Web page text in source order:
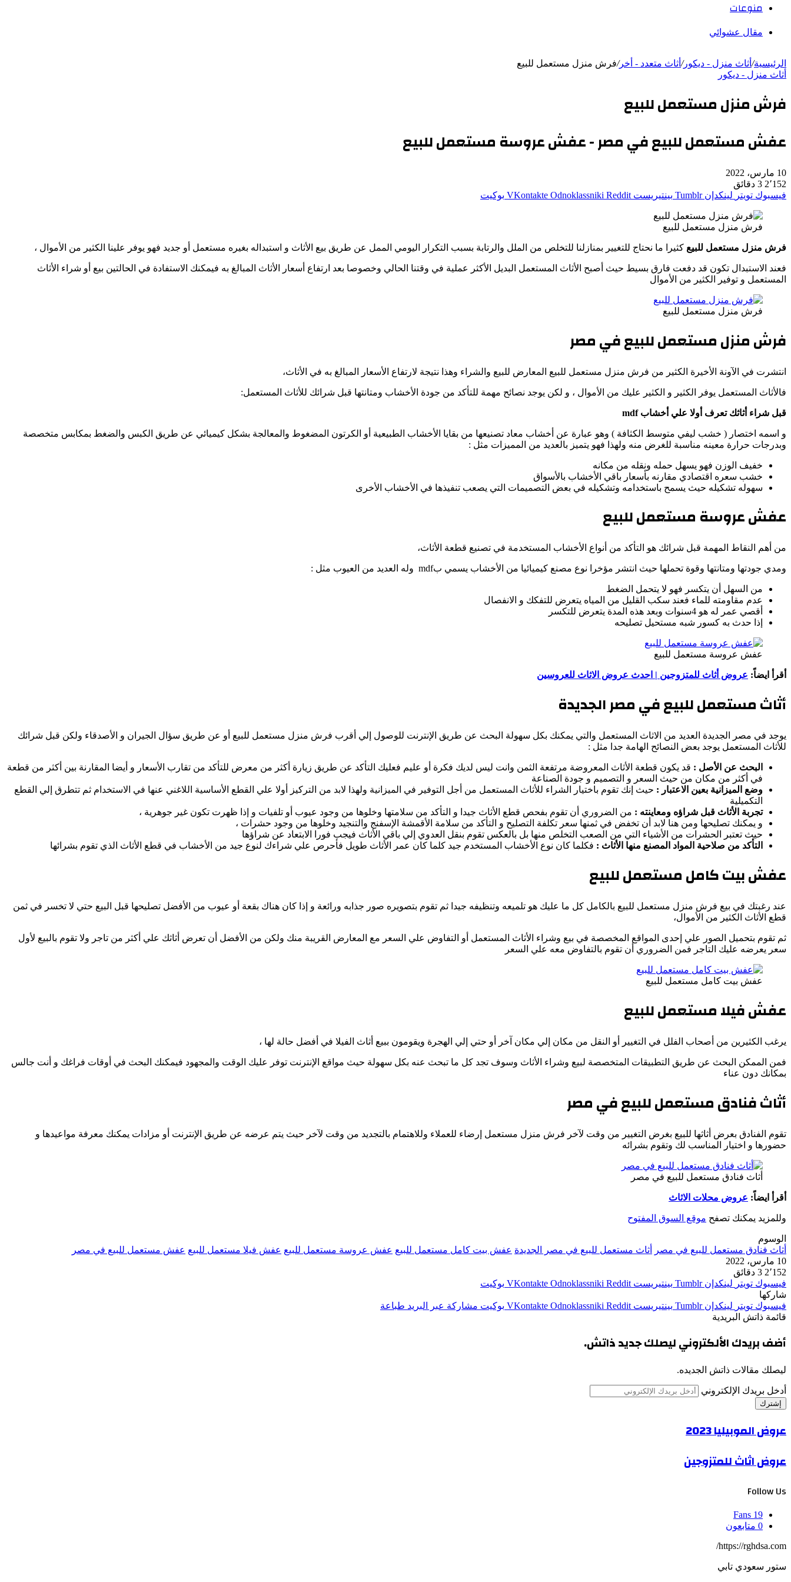
منوعات
مقال عشوائي
الرئيسية/ أثاث منزل - ديكور/ أثاث متعدد - أخر/فرش منزل مستعمل للبيع
أثاث منزل - ديكور
فرش منزل مستعمل للبيع
عفش مستعمل للبيع في مصر - عفش عروسة مستعمل للبيع
10 مارس، 2022
2٬152 3 دقائق
فيسبوك تويتر لينكدإن بينتيريست Odnoklassniki بوكيت
فرش منزل مستعمل للبيع
فرش منزل مستعمل للبيع كثيرا ما نحتاج للتغيير بمنازلنا للتخلص من الملل والرتابة بسبب التكرار اليومي الممل عن طريق بيع الأثاث و استبداله بغيره مستعمل أو جديد فهو يوفر علينا الكثير من الأموال ،
فعند الاستبدال تكون قد دفعت فارق بسيط حيث أصبح الأثاث المستعمل البديل الأكثر عملية في وقتنا الحالي وخصوصا بعد ارتفاع أسعار الأثاث المبالغ به فيمكنك الاستفادة في الحالتين بيع أو شراء الأثاث
المستعمل و توفير الكثير من الأموال
فرش منزل مستعمل للبيع
فرش منزل مستعمل للبيع في مصر
انتشرت في الآونة الأخيرة الكثير من فرش منزل مستعمل للبيع المعارض للبيع والشراء وهذا نتيجة لارتفاع الأسعار المبالغ به في الأثاث،
فالأثاث المستعمل يوفر الكثير و الكثير عليك من الأموال ، و لكن يوجد نصائح مهمة للتأكد من جودة الأخشاب ومتانتها قبل شرائك للأثاث المستعمل:
قبل شراء أثاثك تعرف أولا علي أخشاب mdf
و اسمه اختصار ( خشب ليفي متوسط الكثافة ) وهو عبارة عن أخشاب معاد تصنيعها من بقايا الأخشاب الطبيعية أو الكرتون المضغوط والمعالجة بشكل كيميائي عن طريق الكبس والضغط بمكابس متخصصة
وبدرجات حرارة معينه مناسبة للغرض منه ولهذا فهو يتميز بالعديد من المميزات مثل :
خفيف الوزن فهو يسهل حمله ونقله من مكانه
خشب سعره اقتصادي مقارنه بأسعار باقي الأخشاب بالأسواق
سهوله تشكيله حيث يسمح باستخدامه وتشكيله في بعض التصميمات التي يصعب تنفيذها في الأخشاب الأخرى
عفش عروسة مستعمل للبيع
من أهم النقاط المهمة قبل شرائك هو التأكد من أنواع الأخشاب المستخدمة في تصنيع قطعة الأثاث،
ومدي جودتها ومتانتها وقوة تحملها حيث انتشر مؤخرا نوع مصنع كيميائيا من الأخشاب يسمي بmdf وله العديد من العيوب مثل :
من السهل أن يتكسر فهو لا يتحمل الضغط
عدم مقاومته للماء فعند سكب القليل من المياه يتعرض للتفكك و الانفصال
أقصي عمر له هو 4سنوات وبعد هذه المدة يتعرض للتكسر
إذا حدث به كسور شبه مستحيل تصليحه
عفش عروسة مستعمل للبيع
أقرأ ايضاً: عروض أثاث للمتزوجين | احدث عروض الاثاث للعروسين
أثاث مستعمل للبيع في مصر الجديدة
يوجد في مصر الجديدة العديد من الاثاث المستعمل والتي يمكنك بكل سهولة البحث عن طريق الإنترنت للوصول إلي أقرب فرش منزل مستعمل للبيع أو عن طريق سؤال الجيران و الأصدقاء ولكن قبل شرائك
للأثاث المستعمل يوجد بعض النصائح الهامة جدا مثل :
البحث عن الأصل : قد يكون قطعة الأثاث المعروضة مرتفعة الثمن وانت ليس لديك فكرة أو عليم فعليك التأكد عن طريق زيارة أكثر من معرض للتأكد من تقارب الأسعار و أيضا المقارنة بين أكثر من قطعة
في أكثر من مكان من حيث السعر و التصميم و جودة الصناعة
وضع الميزانية بعين الاعتبار : حيث إنك تقوم باختيار الشراء للأثاث المستعمل من أجل التوفير في الميزانية ولهذا لابد من التركيز أولا علي القطع الأساسية اللاغني عنها في الاستخدام ثم تتطرق إلي القطع
التكميلية
تجربة الأثاث قبل شراؤه ومعاينته : من الضروري أن تقوم بفحص قطع الأثاث جيدا و التأكد من سلامتها وخلوها من وجود عيوب أو تلفيات و إذا ظهرت تكون غير جوهرية ،
و يمكنك تصليحها ومن هنا لابد أن تخفض في ثمنها سعر تكلفة التصليح و التأكد من سلامة الأقمشة الإسفنج والتنجيد وخلوها من وجود حشرات ،
حيث تعتبر الحشرات من الأشياء التي من الصعب التخلص منها بل بالعكس تقوم بنقل العدوي إلي باقي الأثاث فيجب فورا الابتعاد عن شراؤها
التأكد من صلاحية المواد المصنع منها الأثاث : فكلما كان نوع الأخشاب المستخدم جيد كلما كان عمر الأثاث طويل فأحرص علي شراءك لنوع جيد من الأخشاب في قطع الأثاث الذي تقوم بشرائها
عفش بيت كامل مستعمل للبيع
عند رغبتك في بيع فرش منزل مستعمل للبيع بالكامل كل ما عليك هو تلميعه وتنظيفه جيدا ثم تقوم بتصويره صور جذابه ورائعة و إذا كان هناك بقعة أو عيوب من الأفضل تصليحها قبل البيع حتي لا تخسر في ثمن
قطع الأثاث الكثير من الأموال،
ثم تقوم بتحميل الصور علي إحدى المواقع المخصصة في بيع وشراء الأثاث المستعمل أو التفاوض علي السعر مع المعارض القريبة منك ولكن من الأفضل أن تعرض أثاثك علي أكثر من تاجر ولا تقوم بالبيع لأول
سعر يعرضه عليك التاجر فمن الضروري أن تقوم بالتفاوض معه علي السعر
عفش بيت كامل مستعمل للبيع
عفش فيلا مستعمل للبيع
يرغب الكثيرين من أصحاب الفلل في التغيير أو النقل من مكان إلي مكان آخر أو حتي إلي الهجرة ويقومون ببيع أثاث الفيلا في أفضل حالة لها ،
فمن الممكن البحث عن طريق التطبيقات المتخصصة لبيع وشراء الأثاث وسوف تجد كل ما تبحث عنه بكل سهولة حيث مواقع الإنترنت توفر عليك الوقت والمجهود فيمكنك البحث في أوقات فراغك و أنت جالس
بمكانك دون عناء
أثاث فنادق مستعمل للبيع في مصر
تقوم الفنادق بعرض أثاثها للبيع بغرض التغيير من وقت لآخر فرش منزل مستعمل إرضاء للعملاء وللاهتمام بالتجديد من وقت لآخر حيث يتم عرضه عن طريق الإنترنت أو مزادات يمكنك معرفة مواعيدها و
حضورها و اختيار المناسب لك وتقوم بشرائه
أثاث فنادق مستعمل للبيع في مصر
أقرأ ايضاً: عروض محلات الاثاث
وللمزيد يمكنك تصفح موقع السوق المفتوح
الوسوم
أثاث فنادق مستعمل للبيع في مصر
أثاث مستعمل للبيع في مصر الجديدة عفش بيت كامل مستعمل للبيع عفش عروسة مستعمل للبيع عفش فيلا مستعمل للبيع عفش مستعمل للبيع في مصر
10 مارس، 2022
2٬152 3 دقائق
فيسبوك تويتر لينكدإن بينتيريست Odnoklassniki
بوكيت
شاركها
فيسبوك تويتر لينكدإن بينتيريست Odnoklassniki بوكيت مشاركة عبر البريد طباعة
قائمة ذاتش البريدية
أضف بريدك الألكتروني ليصلك جديد ذاتش.
ليصلك مقالات ذاتش الجديده.
أدخل بريدك الإلكتروني
عروض الموبيليا 2023
عروض اثاث للمتزوجين
Follow Us
19
Fans
0 متابعون
https://rghdsa.com/
ستور سعودي تابي